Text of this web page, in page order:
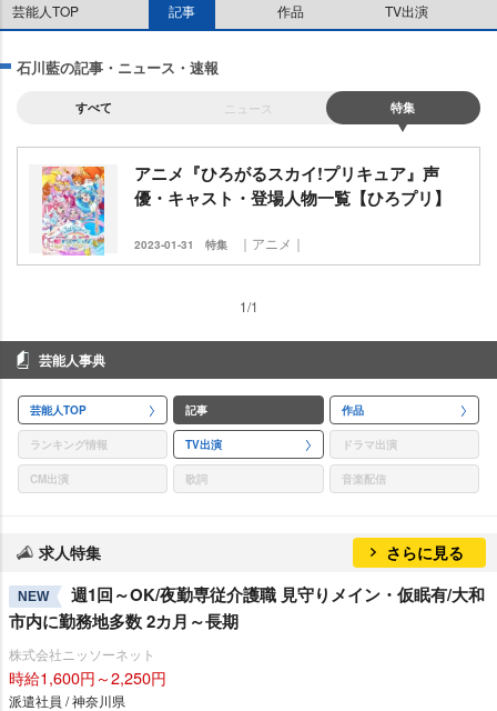
芸能人TOP 記事 作品 TV出演
石川藍の記事・ニュース・速報
すべて ニュース 特集
アニメ『ひろがるスカイ!プリキュア』声
優・キャスト・登場人物一覧【ひろプリ】
2023-01-31 特集 ｜アニメ｜
1/1
芸能人事典
芸能人TOP 記事 作品
ランキング情報 TV出演 ドラマ出演
CM出演 歌詞 音楽配信
求人特集 さらに見る
NEW
週1回～OK/夜勤専従介護職 見守りメイン・仮眠有/大和
市内に勤務地多数 2カ月～長期
株式会社ニッソーネット
時給1,600円～2,250円
派遣社員 / 神奈川県